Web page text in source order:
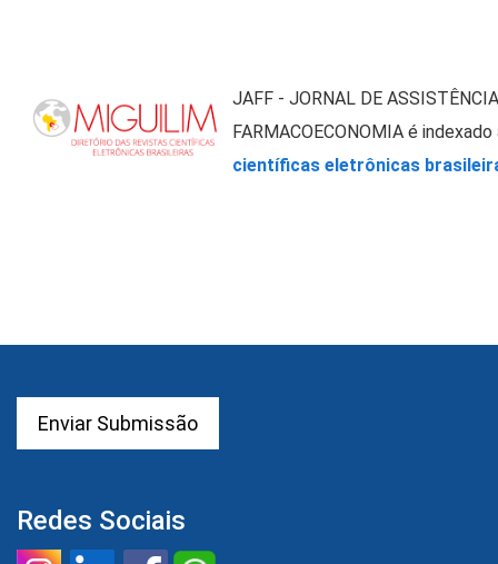
JAFF - JORNAL DE
FARMACOECONOMIA é
científicas eletrônicas
Enviar Submissão
Redes Sociais